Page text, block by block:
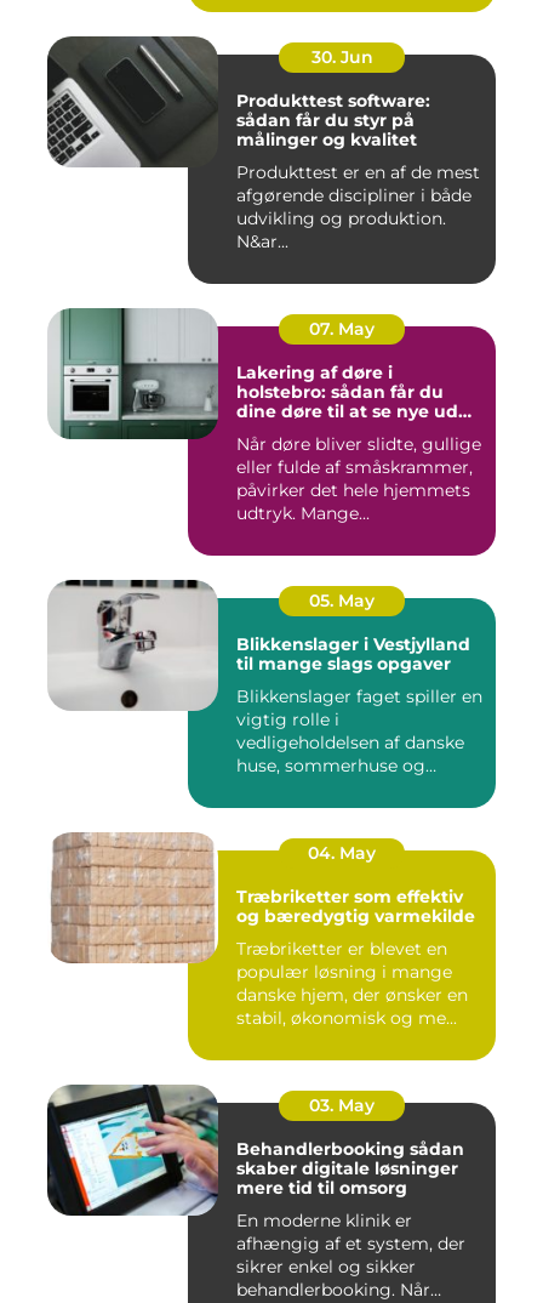
30. Jun
Produkttest software:
sådan får du styr på
målinger og kvalitet
Produkttest er en af de mest
afgørende discipliner i både
udvikling og produktion.
N&ar...
07. May
Lakering af døre i
holstebro: sådan får du
dine døre til at se nye ud
Når døre bliver slidte, gullige
eller fulde af småskrammer,
påvirker det hele hjemmets
udtryk. Mange...
05. May
Blikkenslager i Vestjylland
til mange slags opgaver
Blikkenslager faget spiller en
vigtig rolle i
vedligeholdelsen af danske
huse, sommerhuse og
04. May
Træbriketter som effektiv
og bæredygtig varmekilde
Træbriketter er blevet en
populær løsning i mange
danske hjem, der ønsker en
stabil, økonomisk og me...
03. May
Behandlerbooking sådan
skaber digitale løsninger
mere tid til omsorg
En moderne klinik er
afhængig af et system, der
sikrer enkel og sikker
behandlerbooking. Når